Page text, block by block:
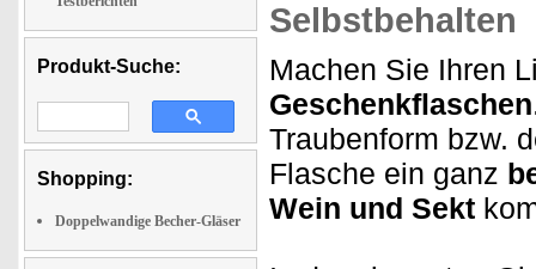
Produkt-Suche:
Shopping:
Doppelwandige Becher-Gläser
Selbstbehalten
Machen Sie Ihren
Geschenkflaschen
Traubenform bzw.
Flasche ein ganz
Wein und Sekt